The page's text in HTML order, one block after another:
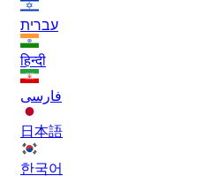
עברית
हिन्दी
فارسی
日本語
한국어